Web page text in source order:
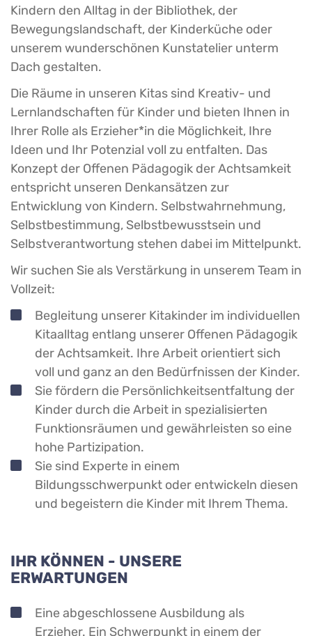
Kindern den Alltag in der Bibliothek, der
Bewegungslandschaft, der Kinderküche oder
unserem wunderschönen Kunstatelier unterm
Dach gestalten.
Die Räume in unseren Kitas sind Kreativ- und
Lernlandschaften für Kinder und bieten Ihnen in
Ihrer Rolle als Erzieher*in die Möglichkeit, Ihre
Ideen und Ihr Potenzial voll zu entfalten. Das
Konzept der Offenen Pädagogik der Achtsamkeit
entspricht unseren Denkansätzen zur
Entwicklung von Kindern. Selbstwahrnehmung,
Selbstbestimmung, Selbstbewusstsein und
Selbstverantwortung stehen dabei im Mittelpunkt.
Wir suchen Sie als Verstärkung in unserem Team in
Vollzeit:
Begleitung unserer Kitakinder im individuellen
Kitaalltag entlang unserer Offenen Pädagogik
der Achtsamkeit. Ihre Arbeit orientiert sich
voll und ganz an den Bedürfnissen der Kinder.
Sie fördern die Persönlichkeitsentfaltung der
Kinder durch die Arbeit in spezialisierten
Funktionsräumen und gewährleisten so eine
hohe Partizipation.
Sie sind Experte in einem
Bildungsschwerpunkt oder entwickeln diesen
und begeistern die Kinder mit Ihrem Thema.
IHR KÖNNEN - UNSERE
ERWARTUNGEN
Eine abgeschlossene Ausbildung als
Erzieher. Ein Schwerpunkt in einem der